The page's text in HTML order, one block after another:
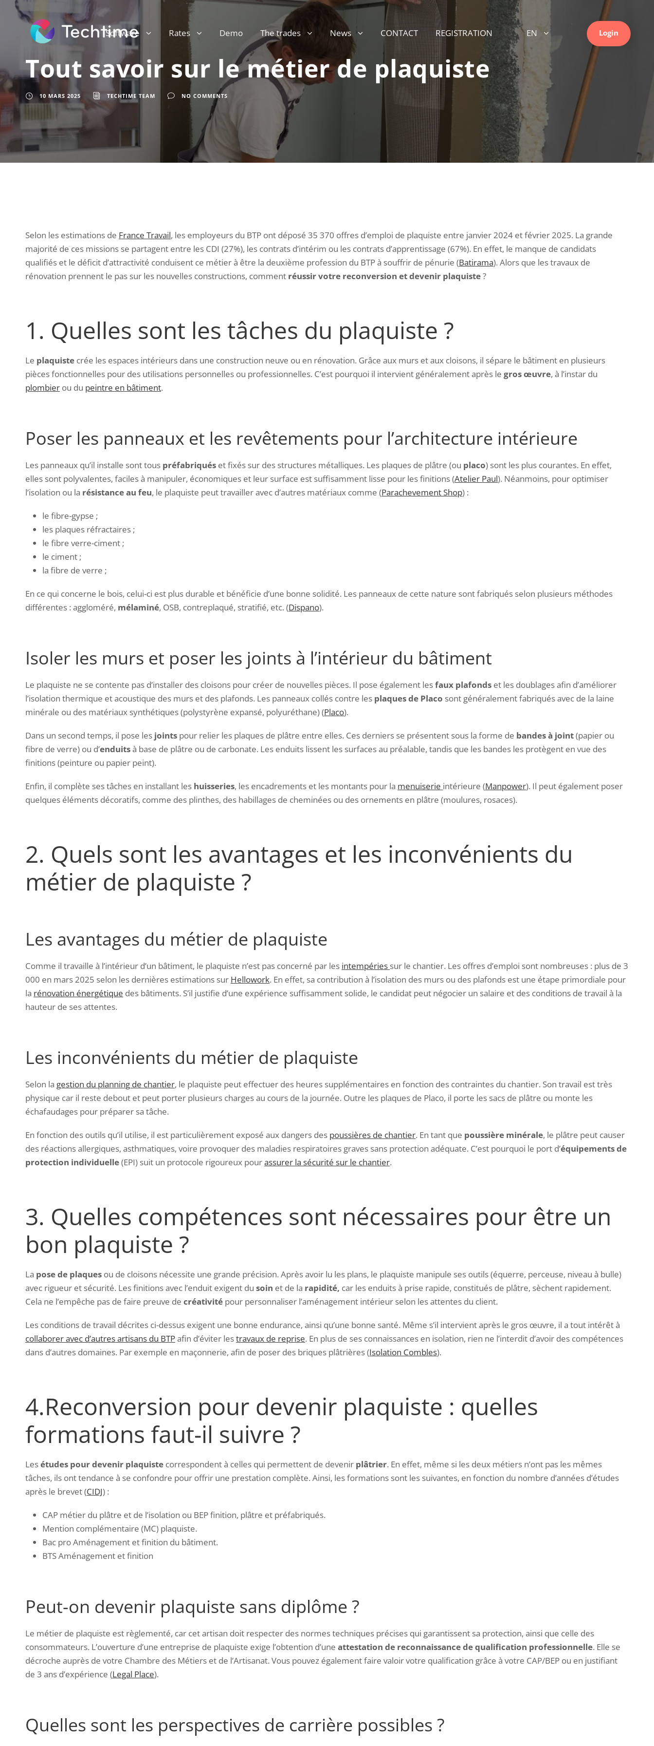
Software Rates Demo The trades News CONTACT REGISTRATION EN Login
Tout savoir sur le métier de plaquiste
10 MARS 2025 TECHTIME TEAM NO COMMENTS
Selon les estimations de France Travail, les employeurs du BTP ont déposé 35 370 offres d’emploi de plaquiste entre janvier 2024 et février 2025. La grande
majorité de ces missions se partagent entre les CDI (27%), les contrats d’intérim ou les contrats d’apprentissage (67%). En effet, le manque de candidats
qualifiés et le déficit d’attractivité conduisent ce métier à être la deuxième profession du BTP à souffrir de pénurie (Batirama). Alors que les travaux de
rénovation prennent le pas sur les nouvelles constructions, comment réussir votre reconversion et devenir plaquiste?
1. Quelles sont les tâches du plaquiste ?
Le plaquiste crée les espaces intérieurs dans une construction neuve ou en rénovation. Grâce aux murs et aux cloisons, il sépare le bâtiment en plusieurs
pièces fonctionnelles pour des utilisations personnelles ou professionnelles. C’est pourquoi il intervient généralement après le gros œuvre, à l’instar du
plombier ou du peintre en bâtiment.
Poser les panneaux et les revêtements pour l’architecture intérieure
Les panneaux qu’il installe sont tous préfabriqués et fixés sur des structures métalliques. Les plaques de plâtre (ou placo) sont les plus courantes. En effet,
elles sont polyvalentes, faciles à manipuler, économiques et leur surface est suffisamment lisse pour les finitions (Atelier Paul). Néanmoins, pour optimiser
l’isolation ou la résistance au feu, le plaquiste peut travailler avec d’autres matériaux comme (Parachevement Shop) :
le fibre-gypse ;
les plaques réfractaires ;
le fibre verre-ciment ;
le ciment ;
la fibre de verre ;
En ce qui concerne le bois, celui-ci est plus durable et bénéficie d’une bonne solidité. Les panneaux de cette nature sont fabriqués selon plusieurs méthodes
différentes : aggloméré, mélaminé, OSB, contreplaqué, stratifié, etc. (Dispano).
Isoler les murs et poser les joints à l’intérieur du bâtiment
Le plaquiste ne se contente pas d’installer des cloisons pour créer de nouvelles pièces. Il pose également lesfaux plafonds et les doublages afin d’améliorer
l’isolation thermique et acoustique des murs et des plafonds. Les panneaux collés contre les plaques de Placo sont généralement fabriqués avec de la laine
minérale ou des matériaux synthétiques (polystyrène expansé, polyuréthane) (Placo).
Dans un second temps, il pose les joints pour relier les plaques de plâtre entre elles. Ces derniers se présentent sous la forme de bandes à joint(papier ou
fibre de verre) ou d’enduitsà base de plâtre ou de carbonate. Les enduits lissent les surfaces au préalable, tandis que les bandes les protègent en vue des
finitions (peinture ou papier peint).
Enfin, il complète ses tâches en installant les huisseries, les encadrements et les montants pour la menuiserie intérieure (Manpower). Il peut également poser
quelques éléments décoratifs, comme des plinthes, des habillages de cheminées ou des ornements en plâtre (moulures, rosaces).
2. Quels sont les avantages et les inconvénients du
métier de plaquiste ?
Les avantages du métier de plaquiste
Comme il travaille à l’intérieur d’un bâtiment, le plaquiste n’est pas concerné par les intempéries sur le chantier. Les offres d’emploi sont nombreuses : plus de 3
000 en mars 2025 selon les dernières estimations sur Hellowork. En effet, sa contribution à l’isolation des murs ou des plafonds est une étape primordiale pour
la rénovation énergétique des bâtiments. S’il justifie d’une expérience suffisamment solide, le candidat peut négocier un salaire et des conditions de travail à la
hauteur de ses attentes.
Les inconvénients du métier de plaquiste
Selon la gestion du planning de chantier, le plaquiste peut effectuer des heures supplémentaires en fonction des contraintes du chantier. Son travail est très
physique car il reste debout et peut porter plusieurs charges au cours de la journée. Outre les plaques de Placo, il porte les sacs de plâtre ou monte les
échafaudages pour préparer sa tâche.
En fonction des outils qu’il utilise, il est particulièrement exposé aux dangers des poussières de chantier. En tant que poussière minérale, le plâtre peut causer
des réactions allergiques, asthmatiques, voire provoquer des maladies respiratoires graves sans protection adéquate. C’est pourquoi le port d’équipements de
protection individuelle(EPI) suit un protocole rigoureux pourassurer la sécurité sur le chantier.
3. Quelles compétences sont nécessaires pour être un
bon plaquiste ?
La pose de plaques ou de cloisons nécessite une grande précision. Après avoir lu les plans, le plaquiste manipule ses outils (équerre, perceuse, niveau à bulle)
avec rigueur et sécurité. Les finitions avec l’enduit exigent du soin et de la rapidité, car les enduits à prise rapide, constitués de plâtre, sèchent rapidement.
Cela ne l’empêche pas de faire preuve de créativité pour personnaliser l’aménagement intérieur selon les attentes du client.
Les conditions de travail décrites ci-dessus exigent une bonne endurance, ainsi qu’une bonne santé. Même s’il intervient après le gros œuvre, il a tout intérêt à
collaborer avec d’autres artisans du BTPafin d’éviter lestravaux de reprise. En plus de ses connaissances en isolation, rien ne l’interdit d’avoir des compétences
dans d’autres domaines. Par exemple en maçonnerie, afin de poser des briques plâtrières (Isolation Combles).
4.Reconversion pour devenir plaquiste : quelles
formations faut-il suivre ?
Lesétudes pour devenir plaquiste correspondent à celles qui permettent de devenir plâtrier. En effet, même si les deux métiers n’ont pas les mêmes
tâches, ils ont tendance à se confondre pour offrir une prestation complète. Ainsi, les formations sont les suivantes, en fonction du nombre d’années d’études
après le brevet (CIDJ) :
CAP métier du plâtre et de l’isolation ou BEP finition, plâtre et préfabriqués.
Mention complémentaire (MC) plaquiste.
Bac pro Aménagement et finition du bâtiment.
BTS Aménagement et finition
Peut-on devenir plaquiste sans diplôme ?
Le métier de plaquiste est règlementé, car cet artisan doit respecter des normes techniques précises qui garantissent sa protection, ainsi que celle des
consommateurs. L’ouverture d’une entreprise de plaquiste exige l’obtention d’une attestation de reconnaissance de qualification professionnelle. Elle se
décroche auprès de votre Chambre des Métiers et de l’Artisanat. Vous pouvez également faire valoir votre qualification grâce à votre CAP/BEP ou en justifiant
de 3 ans d’expérience (Legal Place).
Quelles sont les perspectives de carrière possibles ?